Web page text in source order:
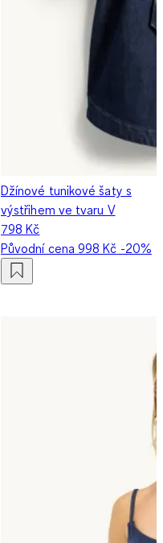
Džínové tunikové šaty s
výstřihem ve tvaru V
798 Kč
Původní cena998 Kč -20%